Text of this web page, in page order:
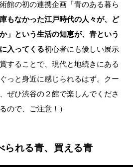
館の初の連携企画「青のある暮ら
もなかった江戸時代の人々が、ど
」という生活の知恵が、青という
入ってくる初心者にも優しい展示
することで、現代と地続きにある
っと身近に感じられるはず。クー
ぜひ渋谷の２館で楽しんでくださ
ので、ご注意！）
られる青、買える青